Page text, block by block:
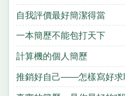
自我評價最好簡潔得當
一本簡歷不能包打天下
計算機的個人簡歷
推銷好自己――怎樣寫好求